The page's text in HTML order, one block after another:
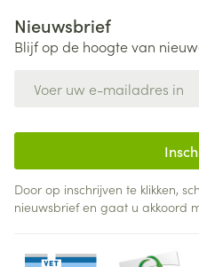
Nieuwsbrief
Blijf op de hoogte van
Door op inschrijven te klikken,
nieuwsbrief en gaat u akkoord